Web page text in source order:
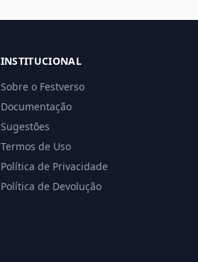
INSTITUCIONAL
Sobre o Festverso
Documentação
Sugestões
Termos de Uso
Política de Privacidade
Política de Devolução